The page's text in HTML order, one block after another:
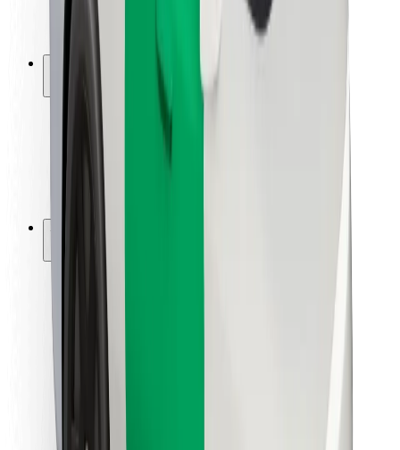
E-roller biztonság
Biztonsági részleg
Városok
Lokációk
Városi megoldások
Repülőtér
Bolt töltőállomások
Súgó
Utasoknak
Ételfutároknak
Bolt Food
Flottapartnereknek
Éttermeknek